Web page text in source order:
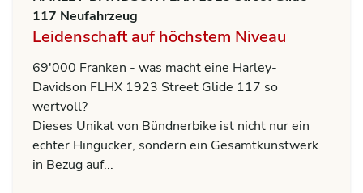
117 Neufahrzeug
Leidenschaft auf höchstem Niveau
69'000 Franken - was macht eine Harley-
Davidson FLHX 1923 Street Glide 117 so
wertvoll?
Dieses Unikat von Bündnerbike ist nicht nur ein
echter Hingucker, sondern ein Gesamtkunstwerk
in Bezug auf...